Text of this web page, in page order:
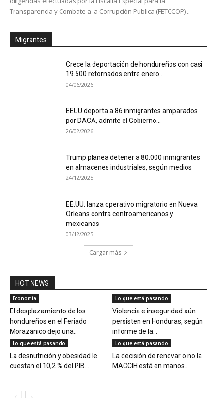
Transparencia y Combate a la Corrupción Pública (FETCCOP)...
Migrantes
Crece la deportación de hondureños con casi
19.500 retornados entre enero...
04/06/2026
EEUU deporta a 86 inmigrantes amparados
por DACA, admite el Gobierno...
26/02/2026
Trump planea detener a 80.000 inmigrantes
en almacenes industriales, según medios
24/12/2025
EE.UU. lanza operativo migratorio en Nueva
Orleans contra centroamericanos y
mexicanos
03/12/2025
Cargar más
HOT NEWS
Economía
El desplazamiento de los
hondureños en el Feriado
Morazánico dejó una...
Lo que está pasando
Violencia e inseguridad aún
persisten en Honduras, según
informe de la...
Lo que está pasando
La desnutrición y obesidad le
cuestan el 10,2 % del PIB...
Lo que está pasando
La decisión de renovar o no la
MACCIH está en manos...